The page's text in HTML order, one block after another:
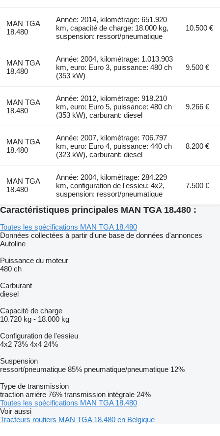
MAN TGA
18.480
Année: 2014, kilométrage: 651.920
km, capacité de charge: 18.000 kg,
suspension: ressort/pneumatique
10.500 €
MAN TGA
18.480
Année: 2004, kilométrage: 1.013.903
km, euro: Euro 3, puissance: 480 ch
(353 kW)
9.500 €
MAN TGA
18.480
Année: 2012, kilométrage: 918.210
km, euro: Euro 5, puissance: 480 ch
(353 kW), carburant: diesel
9.266 €
MAN TGA
18.480
Année: 2007, kilométrage: 706.797
km, euro: Euro 4, puissance: 440 ch
(323 kW), carburant: diesel
8.200 €
MAN TGA
18.480
Année: 2004, kilométrage: 284.229
km, configuration de l'essieu: 4x2,
suspension: ressort/pneumatique
7.500 €
Caractéristiques principales MAN TGA 18.480 :
Toutes les spécifications MAN TGA 18.480
Données collectées à partir d'une base de données d'annonces
Autoline
Puissance du moteur
480 ch
Carburant
diesel
Capacité de charge
10.720 kg - 18.000 kg
Configuration de l'essieu
4x2 73% 4x4 24%
Suspension
ressort/pneumatique 85% pneumatique/pneumatique 12%
Type de transmission
traction arrière 76% transmission intégrale 24%
Toutes les spécifications MAN TGA 18.480
Voir aussi
Tracteurs routiers MAN TGA 18.480 en Belgique